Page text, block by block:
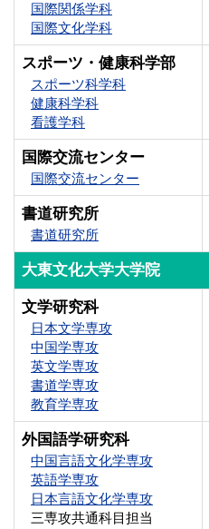
国際関係学科
国際文化学科
スポーツ・健康科学部
スポーツ科学科
健康科学科
看護学科
国際交流センター
国際交流センター
書道研究所
書道研究所
大東文化大学大学院
文学研究科
日本文学専攻
中国学専攻
英文学専攻
書道学専攻
教育学専攻
外国語学研究科
中国言語文化学専攻
英語学専攻
日本言語文化学専攻
三専攻共通科目担当